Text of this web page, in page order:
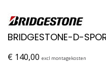
BRIDGESTONE-D-
€ 140,00 excl montagekosten